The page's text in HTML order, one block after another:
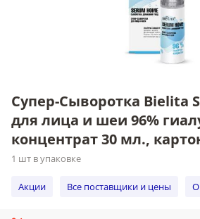
Супер-Сыворотка Bielita
для лица и шеи 96%
концентрат 30 мл.,
1 шт в упаковке
Акции Все поставщики и цены